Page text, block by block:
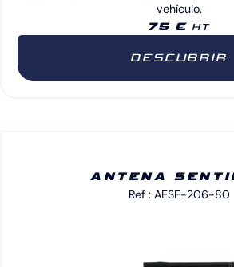
vehículo.
75 €HT
DESCUBRIR
ANTENA
Ref : AESE-206-80